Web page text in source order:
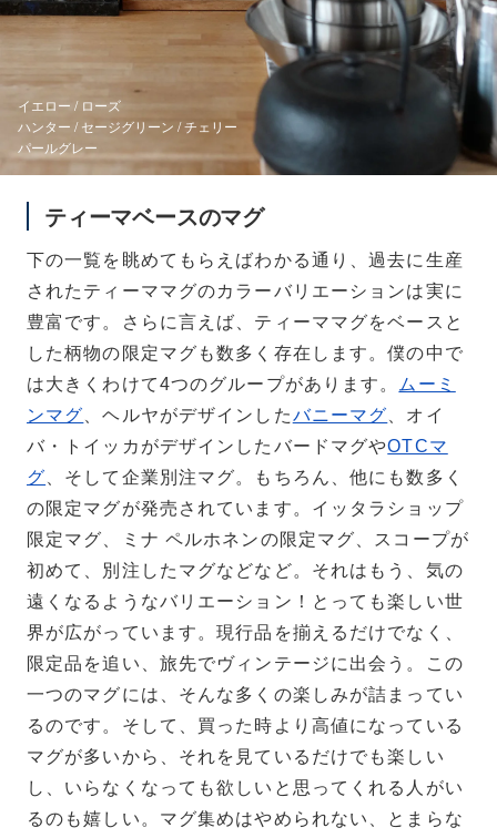
イエロー / ローズ
ハンター / セージグリーン / チェリー
パールグレー
ティーマベースのマグ
下の一覧を眺めてもらえばわかる通り、過去に生産
されたティーママグのカラーバリエーションは実に
豊富です。さらに言えば、ティーママグをベースと
した柄物の限定マグも数多く存在します。僕の中で
は大きくわけて4つのグループがあります。
ムーミ
ンマグ 、ヘルヤがデザインしたバニーマグ 、オイ
バ・トイッカがデザインしたバードマグやOTCマ
グ 、そして企業別注マグ。もちろん、他にも数多く
の限定マグが発売されています。イッタラショップ
限定マグ、ミナ ペルホネンの限定マグ、スコープが
初めて、別注したマグなどなど。それはもう、気の
遠くなるようなバリエーション！とっても楽しい世
界が広がっています。現行品を揃えるだけでなく、
限定品を追い、旅先でヴィンテージに出会う。この
一つのマグには、そんな多くの楽しみが詰まってい
るのです。そして、買った時より高値になっている
マグが多いから、それを見ているだけでも楽しい
し、いらなくなっても欲しいと思ってくれる人がい
るのも嬉しい。マグ集めはやめられない、とまらな